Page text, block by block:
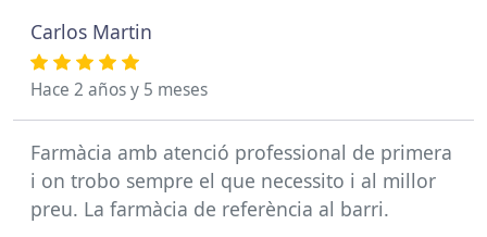
Carlos Martin
Hace 2 años y 5 meses
Farmàcia amb atenció professional de primera
i on trobo sempre el que necessito i al millor
preu. La farmàcia de referència al barri.